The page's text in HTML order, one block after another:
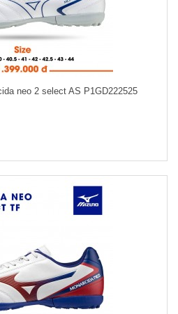
neo 2 select AS P1GD222525